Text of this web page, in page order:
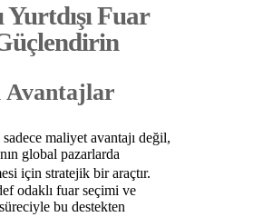
Yurtdışı Fuar
Avantajlar
sadece maliyet avantajı değil,
global pazarlarda
için stratejik bir araçtır.
odaklı fuar seçimi ve
bu destekten